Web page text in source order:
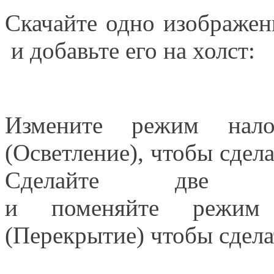
Скачайте одно
и добавьте его на холст:
Измените режим
(Осветление), чтобы
Сделайте две
и поменяйте режим
(Перекрытие) чтобы